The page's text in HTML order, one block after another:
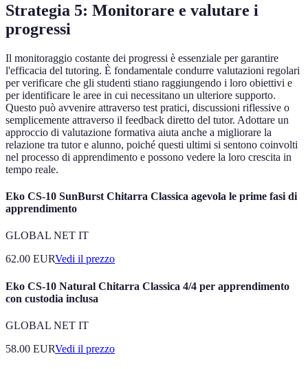
Strategia 5: Monitorare e valutare i
progressi
Il monitoraggio costante dei progressi è essenziale per garantire
l'efficacia del tutoring. È fondamentale condurre valutazioni regolari
per verificare che gli studenti stiano raggiungendo i loro obiettivi e
per identificare le aree in cui necessitano un ulteriore supporto.
Questo può avvenire attraverso test pratici, discussioni riflessive o
semplicemente attraverso il feedback diretto del tutor. Adottare un
approccio di valutazione formativa aiuta anche a migliorare la
relazione tra tutor e alunno, poiché questi ultimi si sentono coinvolti
nel processo di apprendimento e possono vedere la loro crescita in
tempo reale.
Eko CS-10 SunBurst Chitarra Classica agevola le prime fasi di
apprendimento
GLOBAL NET IT
62.00 EURVedi il prezzo
Eko CS-10 Natural Chitarra Classica 4/4 per apprendimento
con custodia inclusa
GLOBAL NET IT
58.00 EURVedi il prezzo